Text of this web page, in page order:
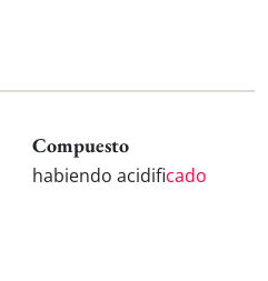
Compuesto
habiendo acidificado